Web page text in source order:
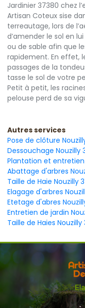
Jardinier 37380 chez
Artisan Coteux sise
terreautage, lors de
d’amender le sol en
ou de sable afin que
rapidement. En effet,
passages de la
tasse le sol de votre
Petit à petit, les
pelouse perd de sa
Autres services
Pose de clôture
Dessouchage Nouzilly
Plantation et entretien
Abattage d'arbres
Taille de Haie Nouzilly
Elagage d'arbres
Etetage d'abres
Entretien de jardin
Taille de Haies Nouzilly